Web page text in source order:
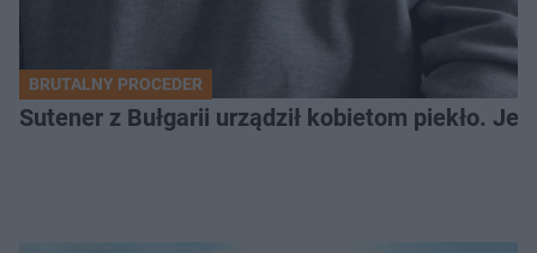
BRUTALNY PROCEDER
Sutener z Bułgarii urządził kobietom piekło.